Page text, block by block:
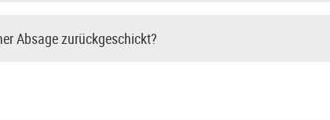
Absage zurückgeschickt?